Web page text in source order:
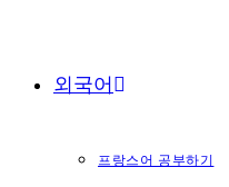
외국어
프랑스어 공부하기